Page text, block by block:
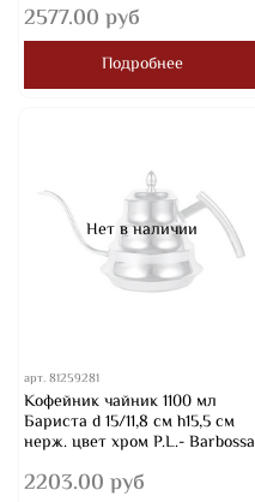
2577.00 руб
Подробнее
Нет в наличии
арт.81259281
Кофейник чайник 1100 мл
Бариста d 15/11,8 см h15,5 см
нерж. цвет хром P.L.- Barbossa
2203.00 руб